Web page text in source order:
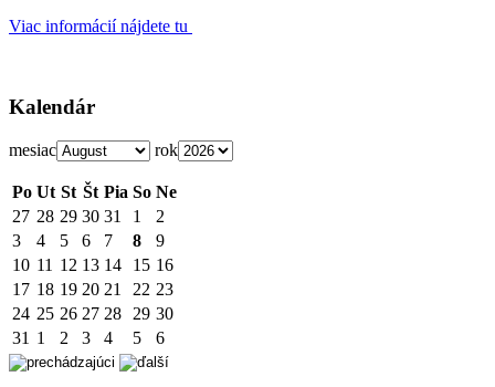
Viac informácií nájdete tu
Kalendár
mesiac rok
Po Ut St Št Pia So Ne
27 28 29 30 31 1
2
3
4 5 6 7 8
9
10 11 12 13 14 15 16
17 18 19 20 21 22 23
24 25 26 27 28 29 30
31 1 2 3 4 5 6